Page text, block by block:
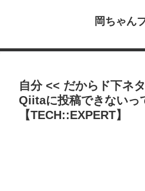
岡ちゃん
自分 << だからド下ネ
Qiitaに投稿できないっ
【TECH::EXPERT】